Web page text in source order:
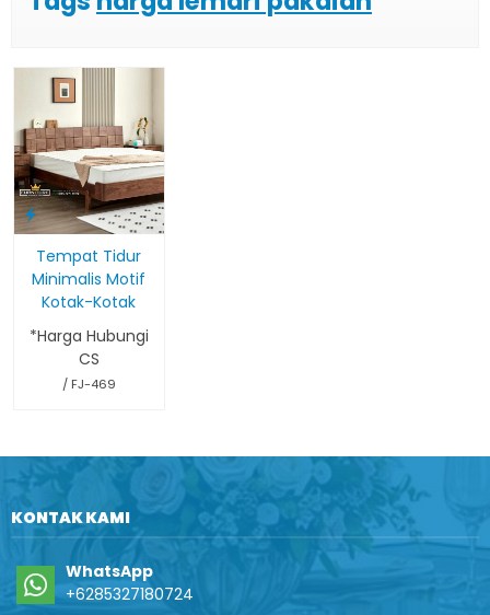
Tempat Tidur
Minimalis Motif
Kotak-Kotak
*Harga Hubungi
CS
/ FJ-469
KONTAK KAMI
WhatsApp
+6285327180724